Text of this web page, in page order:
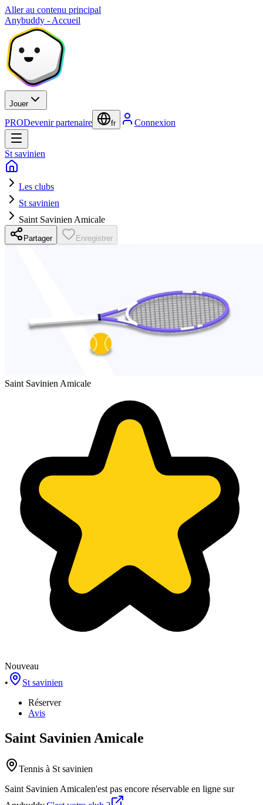
Aller au contenu principal
Anybuddy - Accueil
Jouer
PRODevenir partenaire fr Connexion
St savinien
Les clubs
St savinien
Saint Savinien Amicale
Partager Enregistrer
Saint Savinien Amicale
Nouveau
•
St savinien
Réserver
Avis
Saint Savinien Amicale
Tennis à St savinien
Saint Savinien Amicalen'est pas encore réservable en ligne sur